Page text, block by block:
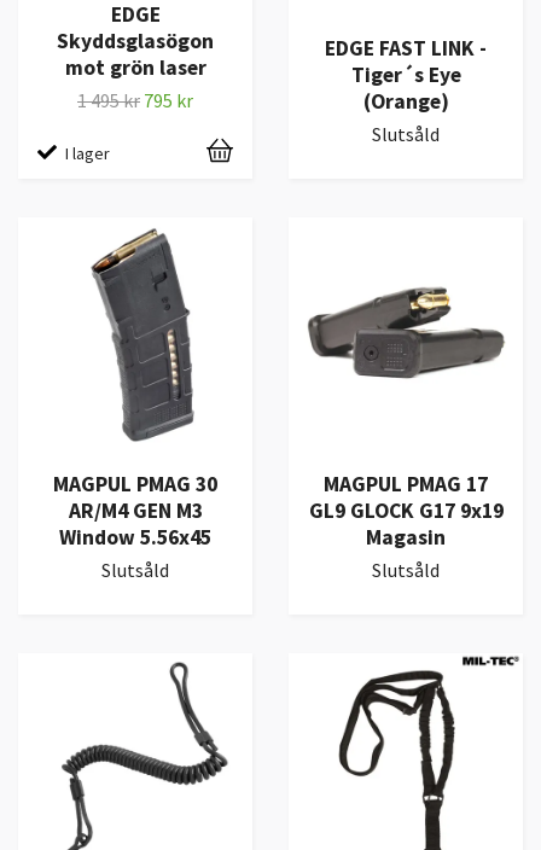
EDGE
Skyddsglasögon
mot grön laser
1 495 kr 795 kr
I lager
EDGE FAST LINK -
Tiger´s Eye
(Orange)
Slutsåld
MAGPUL PMAG 30
AR/M4 GEN M3
Window 5.56x45
Slutsåld
MAGPUL PMAG 17
GL9 GLOCK G17 9x19
Magasin
Slutsåld